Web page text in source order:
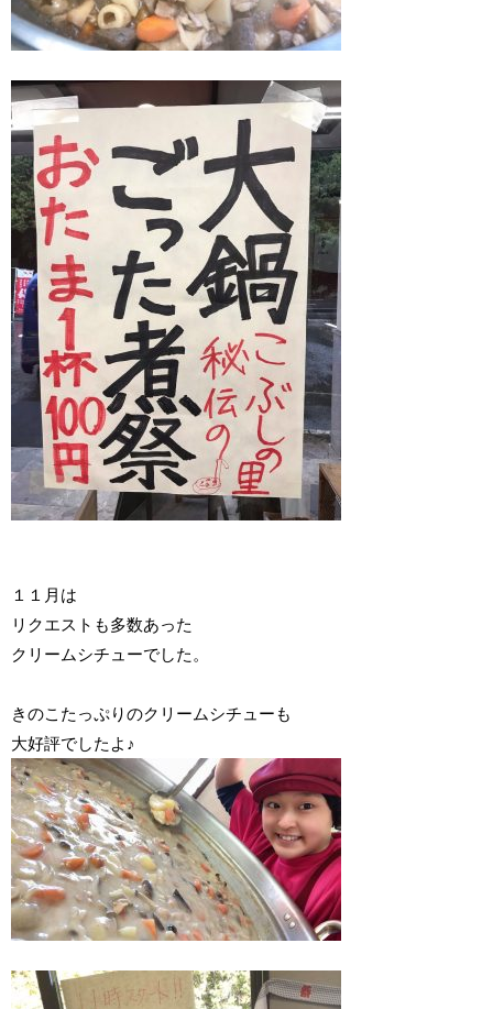
１１月は
リクエストも多数あった
クリームシチューでした。
きのこたっぷりのクリームシチューも
大好評でしたよ♪